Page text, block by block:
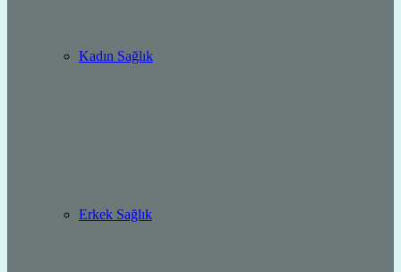
Kadın Sağlık
Erkek Sağlık